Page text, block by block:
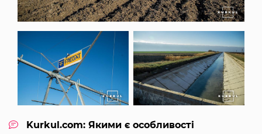
Kurkul.com: Якими є особливості